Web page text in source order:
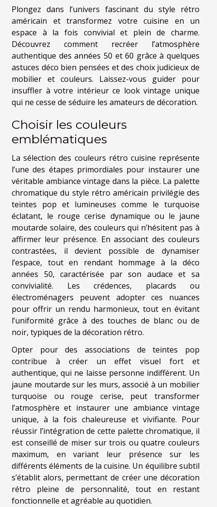
Plongez dans l’univers fascinant du style rétro
américain et transformez votre cuisine en un
espace à la fois convivial et plein de charme.
Découvrez comment recréer l’atmosphère
authentique des années 50 et 60 grâce à quelques
astuces déco bien pensées et des choix judicieux de
mobilier et couleurs. Laissez-vous guider pour
insuffler à votre intérieur ce look vintage unique
qui ne cesse de séduire les amateurs de décoration.
Choisir les couleurs
emblématiques
La sélection des couleurs rétro cuisine représente
l’une des étapes primordiales pour instaurer une
véritable ambiance vintage dans la pièce. La palette
chromatique du style rétro américain privilégie des
teintes pop et lumineuses comme le turquoise
éclatant, le rouge cerise dynamique ou le jaune
moutarde solaire, des couleurs qui n’hésitent pas à
affirmer leur présence. En associant des couleurs
contrastées, il devient possible de dynamiser
l’espace, tout en rendant hommage à la déco
années 50, caractérisée par son audace et sa
convivialité. Les crédences, placards ou
électroménagers peuvent adopter ces nuances
pour offrir un rendu harmonieux, tout en évitant
l’uniformité grâce à des touches de blanc ou de
noir, typiques de la décoration rétro.
Opter pour des associations de teintes pop
contribue à créer un effet visuel fort et
authentique, qui ne laisse personne indifférent. Un
jaune moutarde sur les murs, associé à un mobilier
turquoise ou rouge cerise, peut transformer
l’atmosphère et instaurer une ambiance vintage
unique, à la fois chaleureuse et vivifiante. Pour
réussir l’intégration de cette palette chromatique, il
est conseillé de miser sur trois ou quatre couleurs
maximum, en variant leur présence sur les
différents éléments de la cuisine. Un équilibre subtil
s’établit alors, permettant de créer une décoration
rétro pleine de personnalité, tout en restant
fonctionnelle et agréable au quotidien.